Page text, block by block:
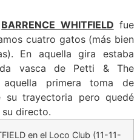
BARRENCE WHITFIELD fue
cuatro gatos (más bien
En aquella gira estaba
vasca de Petti & The
primera toma de
trayectoria pero quedé
directo.